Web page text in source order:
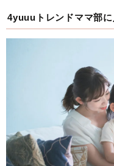
4yuuuトレンドママ部